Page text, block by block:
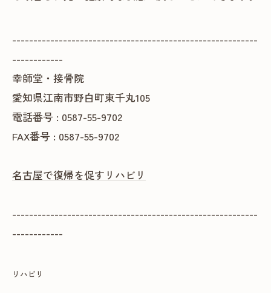
----------------------------------------------------------
------------
幸師堂・接骨院
愛知県江南市野白町東千丸105
電話番号 : 0587-55-9702
FAX番号 : 0587-55-9702
名古屋で復帰を促すリハビリ
----------------------------------------------------------
------------
リハビリ